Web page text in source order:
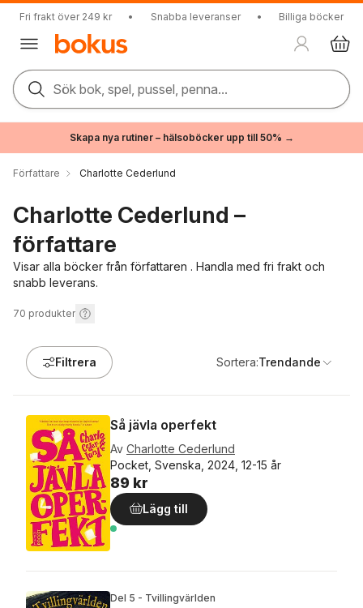
Fri frakt över 249 kr • Snabba leveranser • Billiga böcker
Sök bok, spel, pussel, penna...
Skapa nya rutiner – hälsoböcker upp till 50% →
Författare Charlotte Cederlund
Charlotte Cederlund –
författare
Visar alla böcker från författaren . Handla med fri frakt och
snabb leverans.
70 produkter
Filtrera Sortera:Trendande
Så jävla operfekt
Av Charlotte Cederlund
Pocket, Svenska, 2024, 12-15 år
89 kr
Lägg till
Del 5 - Tvillingvärlden